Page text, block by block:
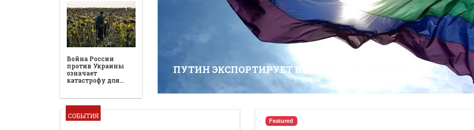
Война России
против Украины
означает
катастрофу для…
ПУТИН ЭКСПОРТИРУЕТ В КАЗАХСТАН НЕНАВИСТЬ
СОБЫТИЯ
Featured